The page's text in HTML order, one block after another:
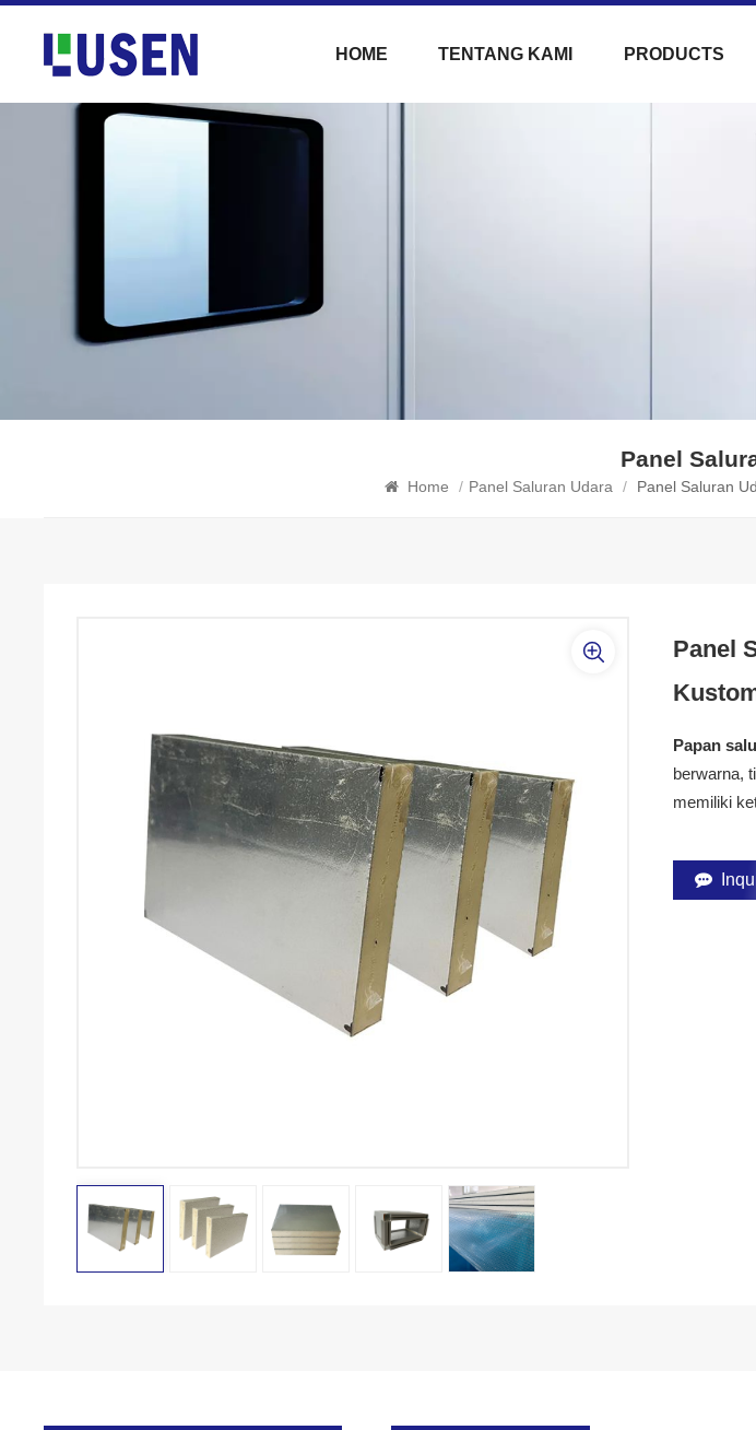
HOME TENTANG KAMI PRODUCTS
Panel
Home / Panel Saluran Udara / Panel Saluran
Panel
Papan
berwarna,
memiliki